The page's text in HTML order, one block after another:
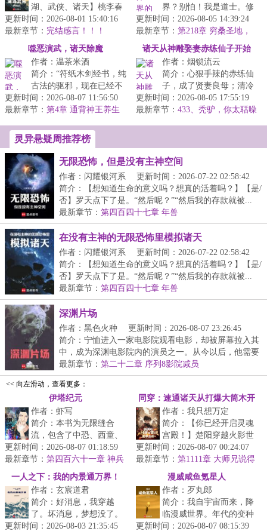
湖、武侠、诸天】桃李春
风一杯酒，江湖夜雨十年
灯。！陈湛跨越百年，身
入风起云涌...
更新时间：2026-08-01 15:40:16
最新章节： 完结感言！！！
界？别怕！我是道士。修
道抓鬼、镇尸降妖，斩诸
天妖魔鬼怪。炼丹符箓、
仙神道果，修...
更新时间：2026-08-05 14:39:24
最新章节： 第218章 穷桑圣地，
鲸吞天下
噬恶演武，诸天除魔
作者：温茶米酒
简介：“符纸木剑经书，纯
古法的驱邪，现在已经不
吃香了，就算术士出门，
都得带个二百斤的香炉防
更新时间：2026-08-07 11:56:50
最新章节： 第4章 通背神王养生
更）
诸天从神雕娶妻赤练仙子开始
作者：烟锁流云
简介：心狠手辣的赤练仙
子，成了贤妻良母；清冷
如仙的小龙女，也变得活
泼可爱。还有杨过……看
更新时间：2026-08-05 17:55:19
最新章节： 433、秃驴，你太聒噪
灵异悬疑周推荐榜
无限恐怖，但是没有主神空间
作者：闪耀银河系
更新时间：2026-07-22 02:58:42
简介：【想知道生命的意义吗？想真的活着吗？】【是/
否】罗天点下了是。“然后呢？”“然后我的存款就被...
最新章节： 第四百四十七章 年兽
在没有主神的无限恐怖里模拟诸天
作者：闪耀银河系
更新时间：2026-07-22 02:58:42
简介：【想知道生命的意义吗？想真的活着吗？】【是/
否】罗天点下了是。“然后呢？”“然后我的存款就被...
最新章节： 第四百四十七章 年兽
深渊片场
作者：黑色火种
更新时间：2026-08-07 23:26:45
简介：宁恤进入一家电影院观看电影，却被屏幕拉入其
中，成为深渊电影院内的演员之一。从今以后，他需要
不...
最新章节： 第二十二章 序列8影院减员
<< 向左滑动，查看更多：
伊塔纪元
作者：虾写
简介：本书为无限缝合
流，包含了中恐、西童、
三国、公路、求生、丧
尸、克苏鲁、星际等元素
副本。战斗系统...
更新时间：2026-08-07 01:18:59
最新章节： 第四百六十一章 神兵
同穿：速通诸天从打爆大筒木开
始
作者：我只想万定
简介：【你已经开启灵魂
宫殿！】楚阳穿越火影世
界，成为千手一族一员，
但似乎穿越的有点早，穿
越忍村都还...
更新时间：2026-08-07 00:24:07
最新章节： 第1111章 大师兄说得
一人之下：我的内景通万界！
作者：玄宸道君
简介：好消息，我穿越
了。坏消息，梦想没了。
额滴冠军梦，碎咧！好消
更新时间：2026-08-03 21:35:45
漫威咸鱼氪星人
作者：歹丸郎
简介：我自宇宙而来，降
临漫威世界。年代的变种
人就在身边，但社会依旧
更新时间：2026-08-07 08:15:39